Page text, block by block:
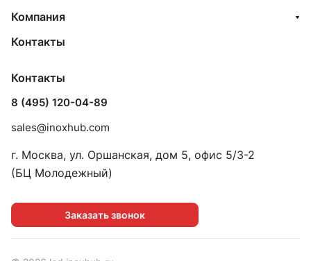
Компания
Контакты
Контакты
8 (495) 120-04-89
sales@inoxhub.com
г. Москва, ул. Оршанская, дом 5, офис 5/3-2
(БЦ Молодежный)
Заказать звонок